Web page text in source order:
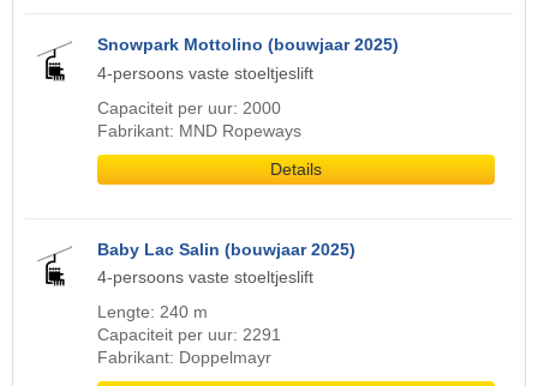
Snowpark Mottolino (bouwjaar 2025)
4-persoons vaste stoeltjeslift
Capaciteit per uur: 2000
Fabrikant: MND Ropeways
Details
Baby Lac Salin (bouwjaar 2025)
4-persoons vaste stoeltjeslift
Lengte: 240 m
Capaciteit per uur: 2291
Fabrikant: Doppelmayr